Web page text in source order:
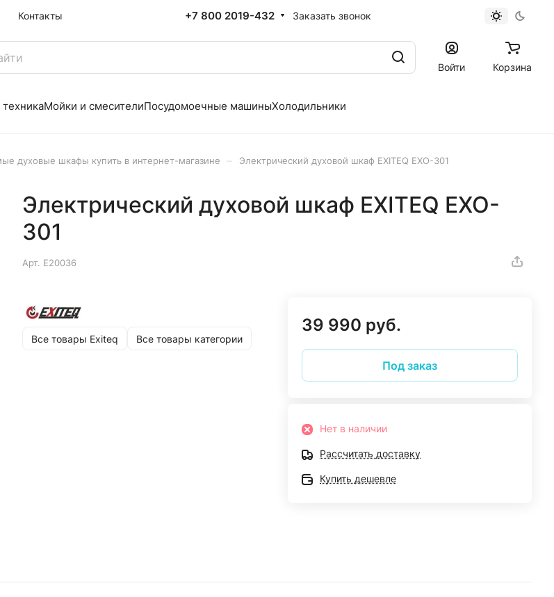
Контакты +7 800 2019-432 Заказать звонок
Войти Корзина
Мойки и смесителиПосудомоечные машиныХолодильники
духовые шкафы купить в интернет-магазине Электрический духовой шкаф EXITEQ EXO-301
Электрический духовой шкаф EXITEQ EXO-
301
Арт. E20036
Все товары Exiteq Все товары категории
39 990 руб.
Под заказ
Нет в наличии
Рассчитать доставку
Купить дешевле